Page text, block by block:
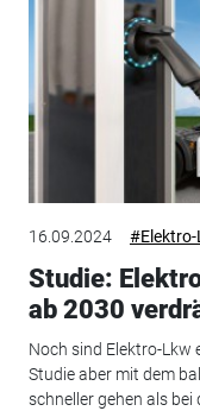
16.09.2024 #Elektro-
Studie:
ab 2030
Noch sind Elektro-Lkw
Studie aber mit dem
schneller gehen als bei